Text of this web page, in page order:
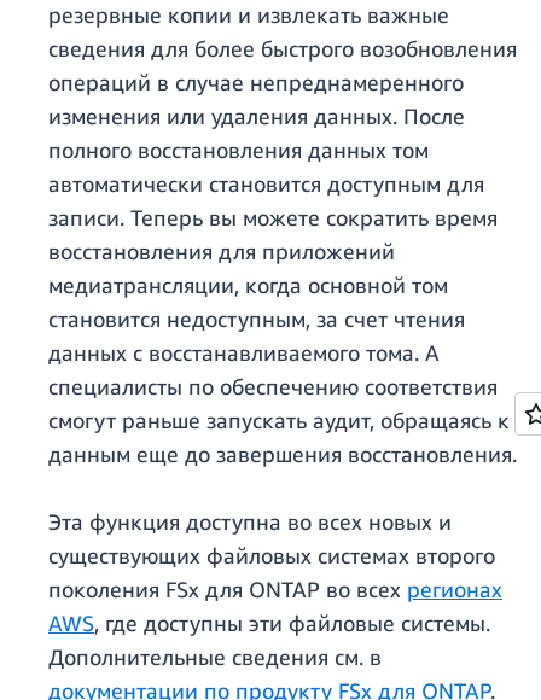
резервные копии и извлекать важные
сведения для более быстрого возобновления
операций в случае непреднамеренного
изменения или удаления данных. После
полного восстановления данных том
автоматически становится доступным для
записи. Теперь вы можете сократить время
восстановления для приложений
медиатрансляции, когда основной том
становится недоступным, за счет чтения
данных с восстанавливаемого тома. А
специалисты по обеспечению соответствия
смогут раньше запускать аудит, обращаясь к
данным еще до завершения восстановления.
Эта функция доступна во всех новых и
существующих файловых системах второго
поколения FSx для ONTAP во всех регионах
AWS, где доступны эти файловые системы.
Дополнительные сведения см. в
документации по продукту FSx для ONTAP.